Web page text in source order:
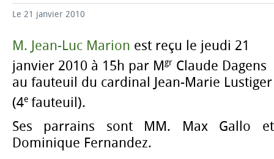
Le 21 janvier 2010
M. Jean-Luc Marion est reçu le jeudi 21
janvier 2010 à 15h par Mgr Claude Dagens
au fauteuil du cardinal Jean-Marie Lustiger
(4e fauteuil).
Ses parrains sont MM. Max Gallo et
Dominique Fernandez.